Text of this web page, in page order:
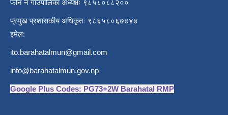
फोन नं गाउँपालिका अध्यक्षः ९८५८०८८२००
प्रमुख प्रशासकीय अधिकृतः ९८६५८०६७४४४
इमेल:
ito.barahatalmun@gmail.com
info@barahatalmun.gov.np
Google Plus Codes: PG73+2W Barahatal RMP